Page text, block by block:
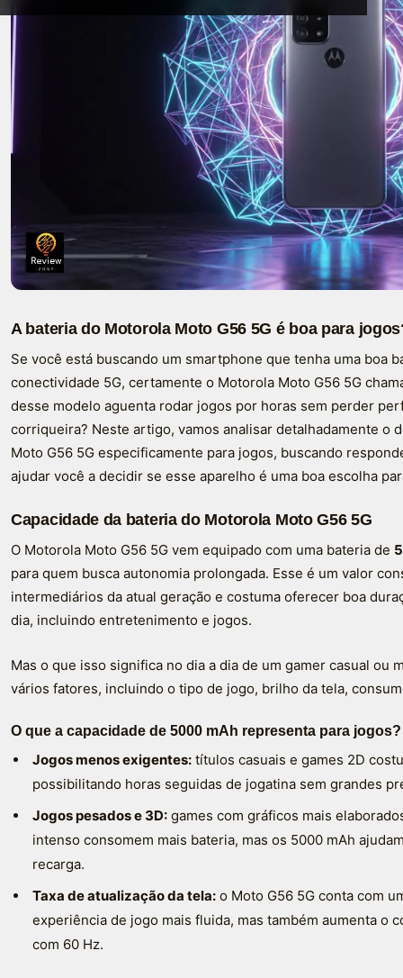
A bateria do Motorola Moto G56 5G é boa para
Se você está buscando um smartphone que tenha uma boa
conectividade 5G, certamente o Motorola Moto G56 5G
desse modelo aguenta rodar jogos por horas sem perder
corriqueira? Neste artigo, vamos analisar detalhadamente o
Moto G56 5G especificamente para jogos, buscando
ajudar você a decidir se esse aparelho é uma boa escolha
Capacidade da bateria do Motorola Moto G56 5G
O Motorola Moto G56 5G vem equipado com uma bateria de
para quem busca autonomia prolongada. Esse é um valor
intermediários da atual geração e costuma oferecer boa
dia, incluindo entretenimento e jogos.
Mas o que isso significa no dia a dia de um gamer casual ou
vários fatores, incluindo o tipo de jogo, brilho da tela,
O que a capacidade de 5000 mAh representa para jogos?
Jogos menos exigentes: títulos casuais e games 2D
possibilitando horas seguidas de jogatina sem grandes
Jogos pesados e 3D: games com gráficos mais
intenso consomem mais bateria, mas os 5000 mAh
recarga.
Taxa de atualização da tela: o Moto G56 5G conta com
experiência de jogo mais fluida, mas também aumenta o
com 60 Hz.